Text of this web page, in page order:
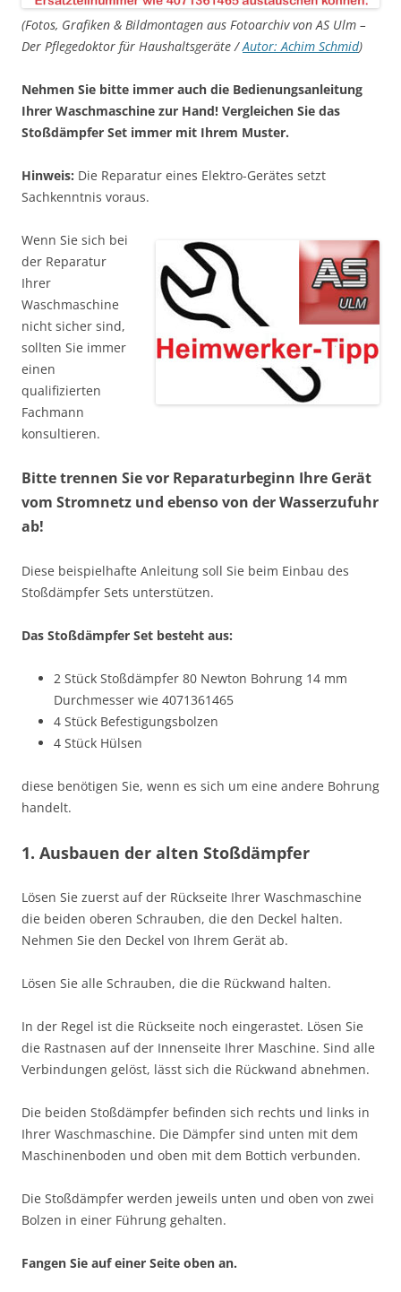
(Fotos, Grafiken & Bildmontagen aus Fotoarchiv von AS Ulm –
Der Pflegedoktor für Haushaltsgeräte /Autor: Achim Schmid)
Nehmen Sie bitte immer auch die Bedienungsanleitung
Ihrer Waschmaschine zur Hand! Vergleichen Sie das
Stoßdämpfer Set immer mit Ihrem Muster.
Hinweis: Die Reparatur eines Elektro-Gerätes setzt
Sachkenntnis voraus.
Wenn Sie sich bei
der Reparatur
Ihrer
Waschmaschine
nicht sicher sind,
sollten Sie immer
einen
qualifizierten
Fachmann
konsultieren.
Bitte trennen Sie vor Reparaturbeginn Ihre Gerät
vom Stromnetz und ebenso von der Wasserzufuhr
ab!
Diese beispielhafte Anleitung soll Sie beim Einbau des
Stoßdämpfer Sets unterstützen.
Das Stoßdämpfer Set besteht aus:
2 Stück Stoßdämpfer 80 Newton Bohrung 14 mm
Durchmesser wie 4071361465
4 Stück Befestigungsbolzen
4 Stück Hülsen
diese benötigen Sie, wenn es sich um eine andere Bohrung
handelt.
1. Ausbauen der alten Stoßdämpfer
Lösen Sie zuerst auf der Rückseite Ihrer Waschmaschine
die beiden oberen Schrauben, die den Deckel halten.
Nehmen Sie den Deckel von Ihrem Gerät ab.
Lösen Sie alle Schrauben, die die Rückwand halten.
In der Regel ist die Rückseite noch eingerastet. Lösen Sie
die Rastnasen auf der Innenseite Ihrer Maschine. Sind alle
Verbindungen gelöst, lässt sich die Rückwand abnehmen.
Die beiden Stoßdämpfer befinden sich rechts und links in
Ihrer Waschmaschine. Die Dämpfer sind unten mit dem
Maschinenboden und oben mit dem Bottich verbunden.
Die Stoßdämpfer werden jeweils unten und oben von zwei
Bolzen in einer Führung gehalten.
Fangen Sie auf einer Seite oben an.